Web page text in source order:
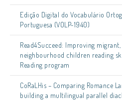
Edição Digital do Vocabulário
Portuguesa (VOLP-1940)
Read4Succeed: Improving
neighbourhood children reading
Reading program
CoRaLHis – Comparing Romance
building a multilingual parallel